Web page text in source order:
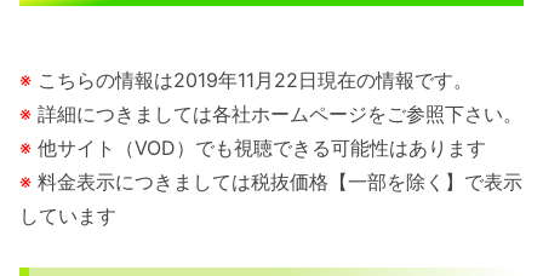
※ こちらの情報は2019年11月22日現在の情報です。
※ 詳細につきましては各社ホームページをご参照下さい。
※ 他サイト（VOD）でも視聴できる可能性はあります
※ 料金表示につきましては税抜価格【一部を除く】で表示
しています